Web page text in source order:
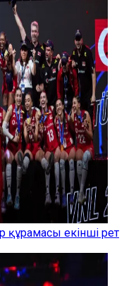
құрамасы екінші рет